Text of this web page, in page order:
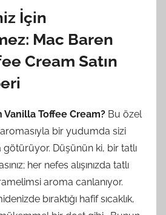
İçin
Mac Baren
Cream Satın
Vanilla Toffee Cream? Bu özel
aromasıyla bir yudumda sizi
Düşünün ki, bir tatlı
her nefes alışınızda tatlı
aroma canlanıyor.
bıraktığı hafif sıcaklık,